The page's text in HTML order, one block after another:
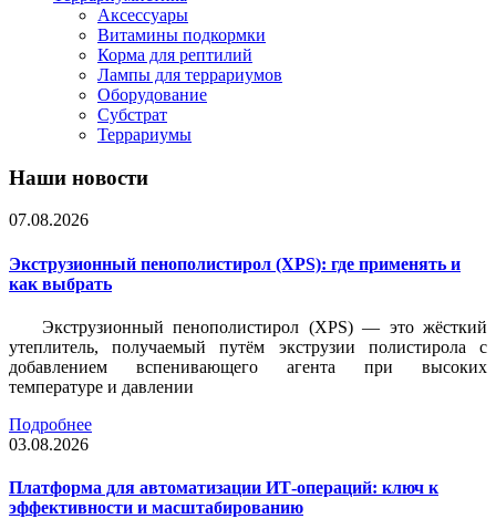
Аксессуары
Витамины подкормки
Корма для рептилий
Лампы для террариумов
Оборудование
Субстрат
Террариумы
Наши новости
07.08.2026
Экструзионный пенополистирол (XPS): где применять и
как выбрать
Экструзионный пенополистирол (XPS) — это жёсткий
утеплитель, получаемый путём экструзии полистирола с
добавлением вспенивающего агента при высоких
температуре и давлении
Подробнее
03.08.2026
Платформа для автоматизации ИТ-операций: ключ к
эффективности и масштабированию